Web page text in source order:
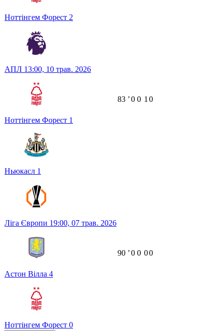
Ноттінгем Форест 2
АПЛ 13:00, 10 трав. 2026
Ноттінгем Форест 1
Ньюкасл 1
83 ʼ0 0 1 0
Ліга Європи 19:00, 07 трав. 2026
Астон Вілла 4
Ноттінгем Форест 0
90 ʼ0 0 00